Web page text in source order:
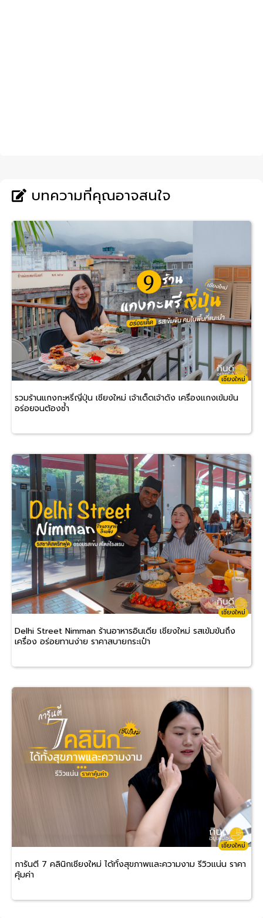
บทความที่คุณอาจสนใจ
เชียงใหม่
รวมร้านแกงกะหรี่ญี่ปุ่น เชียงใหม่ เจ้าเด็ดเจ้าดัง เครื่องแกงเข้มข้น
อร่อยจนต้องซ้ำ
เชียงใหม่
Delhi Street Nimman ร้านอาหารอินเดีย เชียงใหม่ รสเข้มข้นถึง
เครื่อง อร่อยทานง่าย ราคาสบายกระเป๋า
เชียงใหม่
การันตี 7 คลินิกเชียงใหม่ ได้ทั้งสุขภาพและความงาม รีวิวแน่น ราคา
คุ้มค่า